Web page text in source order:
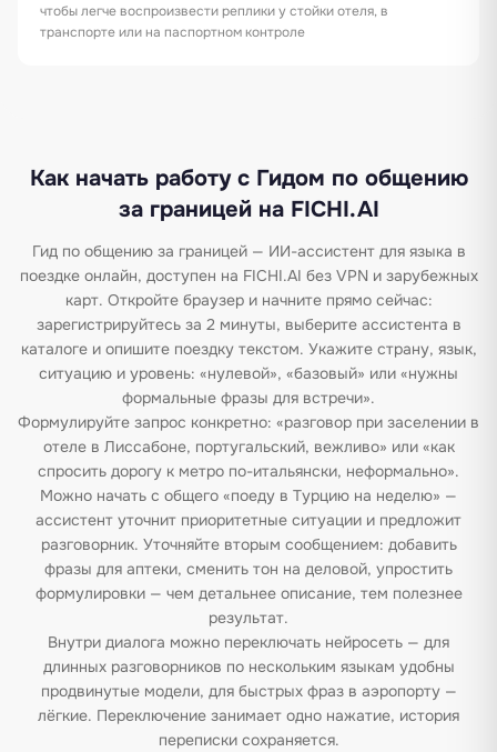
чтобы легче воспроизвести реплики у стойки отеля, в
транспорте или на паспортном контроле
Как начать работу с Гидом по общению
за границей на FICHI.AI
Гид по общению за границей — ИИ-ассистент для языка в
поездке онлайн, доступен на FICHI.AI без VPN и зарубежных
карт. Откройте браузер и начните прямо сейчас:
зарегистрируйтесь за 2 минуты, выберите ассистента в
каталоге и опишите поездку текстом. Укажите страну, язык,
ситуацию и уровень: «нулевой», «базовый» или «нужны
формальные фразы для встречи».
Формулируйте запрос конкретно: «разговор при заселении в
отеле в Лиссабоне, португальский, вежливо» или «как
спросить дорогу к метро по-итальянски, неформально».
Можно начать с общего «поеду в Турцию на неделю» —
ассистент уточнит приоритетные ситуации и предложит
разговорник. Уточняйте вторым сообщением: добавить
фразы для аптеки, сменить тон на деловой, упростить
формулировки — чем детальнее описание, тем полезнее
результат.
Внутри диалога можно переключать нейросеть — для
длинных разговорников по нескольким языкам удобны
продвинутые модели, для быстрых фраз в аэропорту —
лёгкие. Переключение занимает одно нажатие, история
переписки сохраняется.